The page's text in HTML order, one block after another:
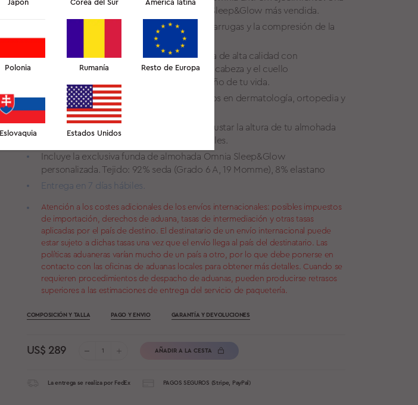
versión mejorada de la clásica almohada Sleep&Glow más vendida.
El diseño ergonómico en 3D minimiza las arrugas y la compresión de la
piel cuando duermes.
El material «Extra Comfort» es una espuma de alta calidad con
propiedades de adaptación, que sujeta la cabeza y el cuello
proporcionándote la mejor noche de sueño de tu vida.
Desarrollada en colaboración con expertos en dermatología, ortopedia y
sueño.
La capa de espuma adicional te ayuda a ajustar la altura de tu almohada
para adaptarse a tus preferencias personales.
Incluye la exclusiva funda de almohada Omnia Sleep&Glow
personalizada. Tejido: 92% seda (Grado 6 A, 19 Momme), 8% elastano
Entrega en 7 días hábiles.
Atención a los costes adicionales de los envíos internacionales: posibles impuestos
de importación, derechos de aduana, tasas de intermediación y otras tasas
aplicadas por el país de destino. El destinatario de un envío internacional puede
estar sujeto a dichas tasas una vez que el envío llega al país del destinatario. Las
políticas aduaneras varían mucho de un país a otro, por lo que debe ponerse en
contacto con las oficinas de aduanas locales para obtener más detalles. Cuando se
requieren procedimientos de despacho de aduanas, pueden producirse retrasos
superiores a las estimaciones de entrega del servicio de paquetería.
COMPOSICIÓN Y TALLA PAGO Y ENVIO GARANTÍA Y DEVOLUCIONES
US$ 289 AÑADIR A LA CESTA
La entrega se realiza por FedEx PAGOS SEGUROS (Stripe, PayPal)
Japón Corea del Sur America latina
Polonia Rumanía Resto de Europa
Eslovaquia Estados Unidos